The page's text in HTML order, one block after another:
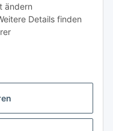
ändern
Details finden